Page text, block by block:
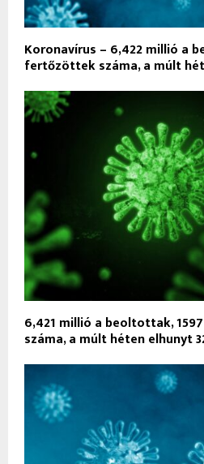
Koronavírus – 6,422 millió a
fertőzöttek száma, a múlt
6,421 millió a beoltottak,
száma, a múlt héten elhunyt